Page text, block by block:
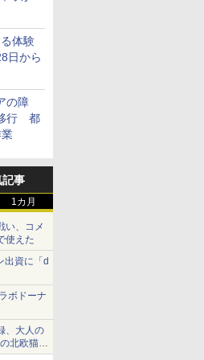
体験
日から
の障
行 都
事
1カ月
い、コメ
使えた
出資に「d
ボドーナ
、大人の
北欧猫デ